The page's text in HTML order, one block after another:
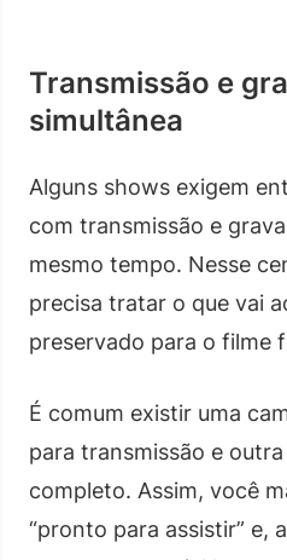
Transmissão e
simultânea
Alguns shows exigem
com transmissão e
mesmo tempo. Nesse
precisa tratar o que vai
preservado para o filme
É comum existir uma
para transmissão e
completo. Assim, você
“pronto para assistir” e,